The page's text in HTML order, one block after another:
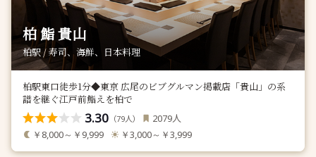
柏 鮨 貴山
柏駅 / 寿司、海鮮、日本料理
柏駅東口徒歩1分◆東京 広尾のビブグルマン掲載店「貴山」の系
譜を継ぐ江戸前鮨えを柏で
3.30 （79人） 2079人
￥8,000～￥9,999 ￥3,000～￥3,999